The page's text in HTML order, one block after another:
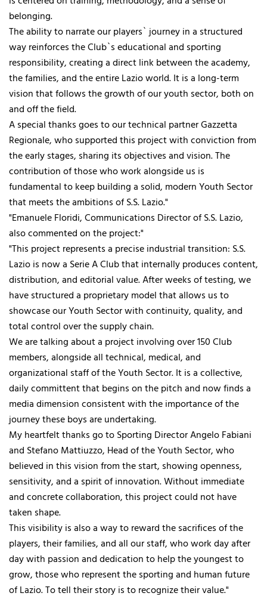
belonging.
The ability to narrate our players` journey in a structured
way reinforces the Club`s educational and sporting
responsibility, creating a direct link between the academy,
the families, and the entire Lazio world. It is a long-term
vision that follows the growth of our youth sector, both on
and off the field.
A special thanks goes to our technical partner Gazzetta
Regionale, who supported this project with conviction from
the early stages, sharing its objectives and vision. The
contribution of those who work alongside us is
fundamental to keep building a solid, modern Youth Sector
that meets the ambitions of S.S. Lazio."
"Emanuele Floridi, Communications Director of S.S. Lazio,
also commented on the project:"
"This project represents a precise industrial transition: S.S.
Lazio is now a Serie A Club that internally produces content,
distribution, and editorial value. After weeks of testing, we
have structured a proprietary model that allows us to
showcase our Youth Sector with continuity, quality, and
total control over the supply chain.
We are talking about a project involving over 150 Club
members, alongside all technical, medical, and
organizational staff of the Youth Sector. It is a collective,
daily committent that begins on the pitch and now finds a
media dimension consistent with the importance of the
journey these boys are undertaking.
My heartfelt thanks go to Sporting Director Angelo Fabiani
and Stefano Mattiuzzo, Head of the Youth Sector, who
believed in this vision from the start, showing openness,
sensitivity, and a spirit of innovation. Without immediate
and concrete collaboration, this project could not have
taken shape.
This visibility is also a way to reward the sacrifices of the
players, their families, and all our staff, who work day after
day with passion and dedication to help the youngest to
grow, those who represent the sporting and human future
of Lazio. To tell their story is to recognize their value."